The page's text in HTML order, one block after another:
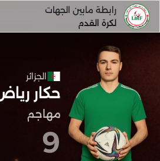
رابطة مابين الجهات
لكرة القدم
الجزائر
حكار
مهاجم
9